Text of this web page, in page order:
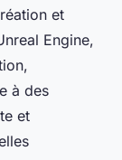
et
Engine,
à des
et